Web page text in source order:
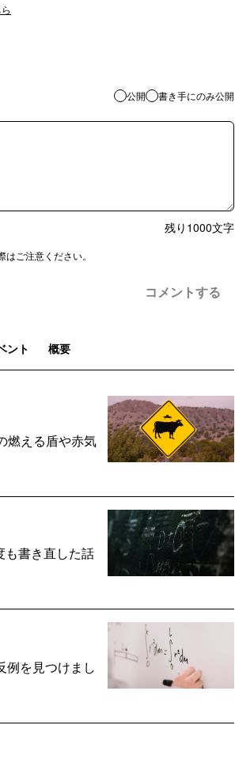
公開 書き手にのみ公開
残り 1000文字
ご注意ください。
コメントする
ント 概要
燃える盾や赤気
も書き直した話
例を見つけまし